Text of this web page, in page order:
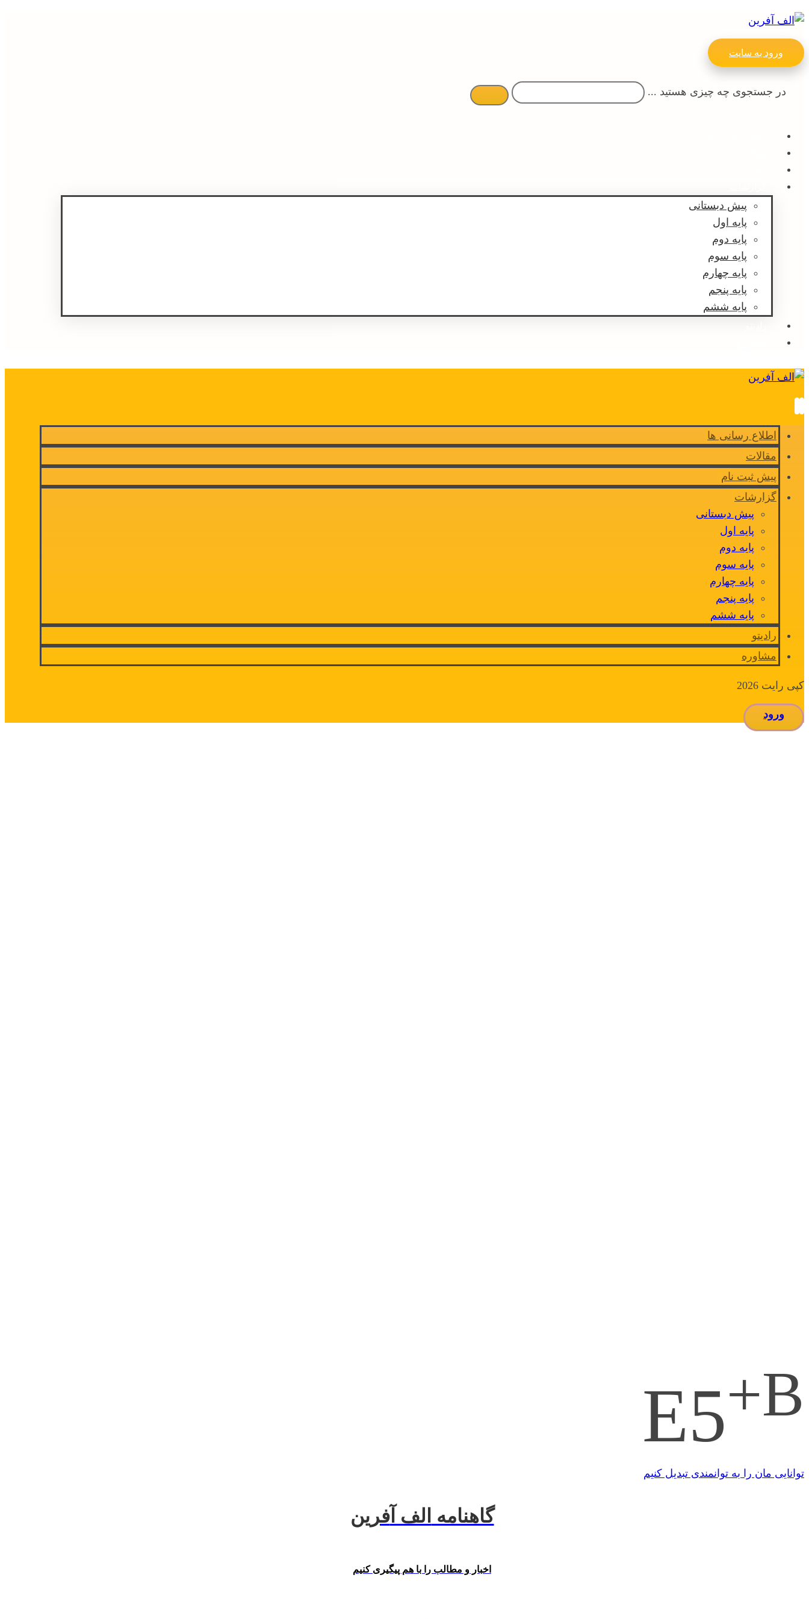
ورود به سایت
در جستجوی چه چیزی هستید ...
پیش دبستانی
پایه اول
پایه دوم
پایه سوم
پایه چهارم
پایه پنجم
پایه ششم
اطلاع رسانی ها
مقالات
پیش ثبت نام
گزارشات
پیش دبستانی
پایه اول
پایه دوم
پایه سوم
پایه چهارم
پایه پنجم
پایه ششم
رادیتو
مشاوره
کپی رایت 2026
ورود
E5+B
توانایی مان را به توانمندی تبدیل کنیم
گاهنامه الف آفرین
اخبار و مطالب را با هم‌ پیگیری کنیم